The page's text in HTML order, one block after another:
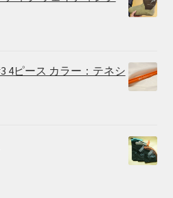
4ピース カラー：テネシ